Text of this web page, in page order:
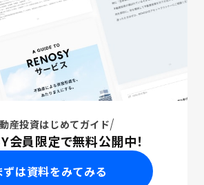
産投資はじめてガイド
会員限定で無料公開中！
ずは資料をみてみる